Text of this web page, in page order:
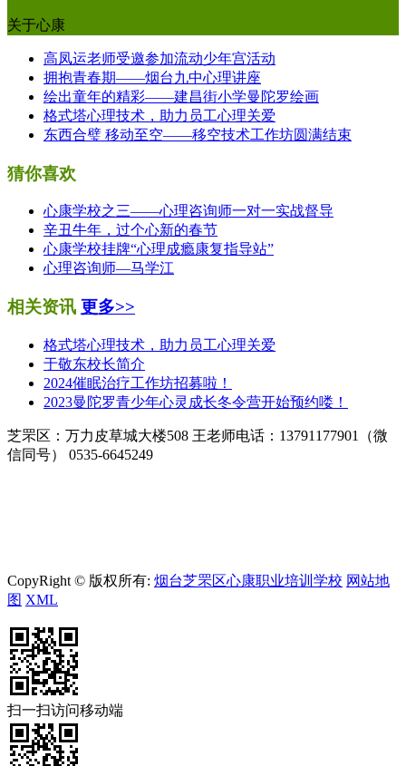
关于心康
高凤运老师受邀参加流动少年宫活动
拥抱青春期——烟台九中心理讲座
绘出童年的精彩——建昌街小学曼陀罗绘画
格式塔心理技术，助力员工心理关爱
东西合璧 移动至空——移空技术工作坊圆满结束
猜你喜欢
心康学校之三——心理咨询师一对一实战督导
辛丑牛年，过个心新的春节
心康学校挂牌“心理成瘾康复指导站”
心理咨询师—马学江
相关资讯 更多>>
格式塔心理技术，助力员工心理关爱
于敬东校长简介
2024催眠治疗工作坊招募啦！
2023曼陀罗青少年心灵成长冬令营开始预约喽！
芝罘区：万力皮草城大楼508 王老师电话：13791177901（微
信同号） 0535-6645249
CopyRight © 版权所有: 烟台芝罘区心康职业培训学校 网站地
图 XML
扫一扫访问移动端